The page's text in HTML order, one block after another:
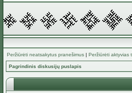
Peržiūrėti neatsakytus pranešimus | Peržiūrėti aktyvias
Pagrindinis diskusijų puslapis